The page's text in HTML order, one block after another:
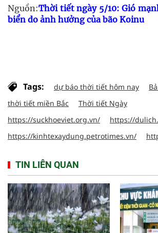
Nguồn:Thời tiết ngày 5/10: Gió
biển do ảnh hưởng của bão Koinu
Tags: dự báo thời tiết hôm nay
thời tiết miền Bắc
Thời tiết Ngày
https://suckhoeviet.org.vn/
https://
https://kinhtexaydung.petrotimes.vn/
TIN LIÊN QUAN